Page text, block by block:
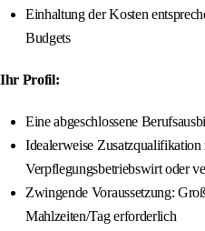
Einhaltung der Kosten
Budgets
Ihr Profil:
Eine abgeschlossene
Idealerweise
Verpflegungsbetriebswirt oder
Zwingende Voraussetzung:
Mahlzeiten/Tag erforderlich